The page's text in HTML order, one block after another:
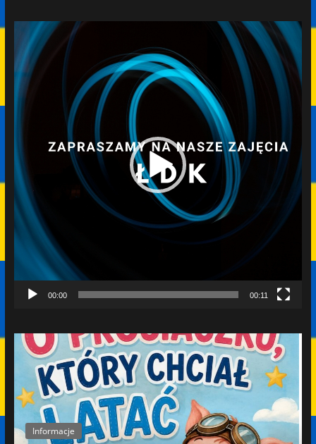
Odtwarzacz
video
00:00 00:11
Informacje